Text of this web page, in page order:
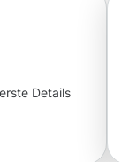
Details